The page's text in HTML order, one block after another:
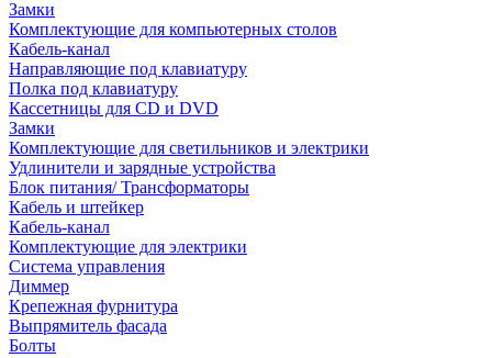
Замки
Комплектующие для компьютерных столов
Кабель-канал
Направляющие под клавиатуру
Полка под клавиатуру
Кассетницы для CD и DVD
Замки
Комплектующие для светильников и электрики
Удлинители и зарядные устройства
Блок питания/ Трансформаторы
Кабель и штейкер
Кабель-канал
Комплектующие для электрики
Система управления
Диммер
Крепежная фурнитура
Выпрямитель фасада
Болты